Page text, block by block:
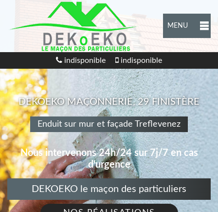
MENU
indisponible indisponible
DEKOEKO MAÇONNERIE, 29 FINISTÈRE
Enduit sur mur et façade Treflevenez
Nous intervenons 24h/24 sur 7j/7 en cas
d'urgence
DEKOEKO le maçon des particuliers